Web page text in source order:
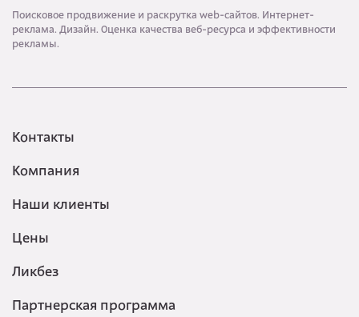
Поисковое продвижение и раскрутка web-сайтов. Интернет-
реклама. Дизайн. Оценка качества веб-ресурса и эффективности
рекламы.
Контакты
Компания
Наши клиенты
Цены
Ликбез
Партнерская программа